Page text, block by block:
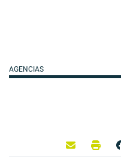
AGENCIAS